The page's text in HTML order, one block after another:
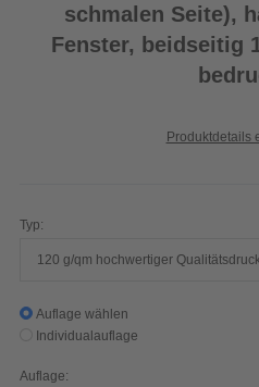
schmalen Seite),
Fenster, beidseitig
Produktdetails
Typ:
Auflage wählen
Individualauflage
Auflage: